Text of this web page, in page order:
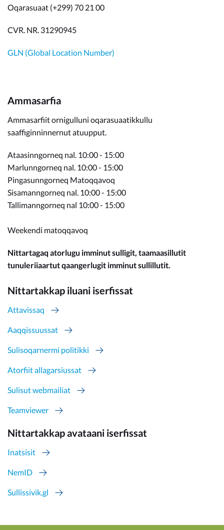
Oqarasuaat (+299) 70 21 00
CVR. NR. 31290945
GLN (Global Location Number)
Ammasarfia
Ammasarfiit ornigulluni oqarasuaatikkullu
saaffiginninnernut atuupput.
Ataasinngorneq nal. 10:00 - 15:00
Marlunngorneq nal. 10:00 - 15:00
Pingasunngorneq Matoqqavoq
Sisamanngorneq nal. 10:00 - 15:00
Tallimanngorneq nal 10:00 - 15:00
Weekendi matoqqavoq
Nittartagaq atorlugu imminut sulligit, taamaasillutit
tunuleriiaartut qaangerlugit imminut sullillutit.
Nittartakkap iluani iserfissat
Attavissaq
Aaqqissuussat
Sulisoqarnermi politikki
Atorfiit allagarsiussat
Sulisut webmailiat
Teamviewer
Nittartakkap avataani iserfissat
Inatsisit
NemID
Sullissivik.gl